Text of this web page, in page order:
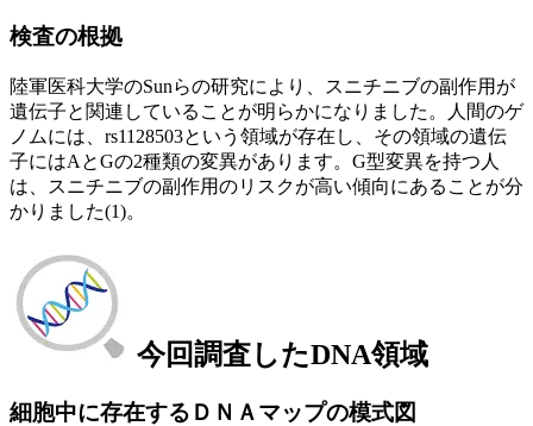
検査の根拠
陸軍医科大学のSunらの研究により、スニチニブの副作用が
遺伝子と関連していることが明らかになりました。人間のゲ
ノムには、rs1128503という領域が存在し、その領域の遺伝
子にはAとGの2種類の変異があります。G型変異を持つ人
は、スニチニブの副作用のリスクが高い傾向にあることが分
かりました(1)。
今回調査したDNA領域
細胞中に存在するＤＮＡマップの模式図